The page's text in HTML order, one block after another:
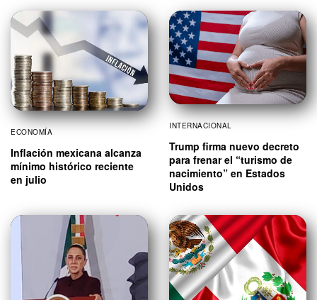
ECONOMÍA
Inflación mexicana alcanza
mínimo histórico reciente
en julio
INTERNACIONAL
Trump firma nuevo decreto
para frenar el “turismo de
nacimiento” en Estados
Unidos